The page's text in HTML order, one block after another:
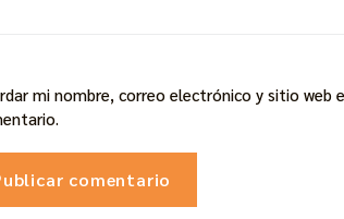
mi nombre, correo electrónico y sitio web